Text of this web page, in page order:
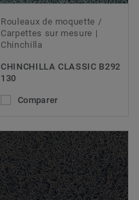
Rouleaux de moquette /
Carpettes sur mesure |
Chinchilla
CHINCHILLA CLASSIC B292
130
Comparer